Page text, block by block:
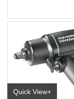
Quick View+